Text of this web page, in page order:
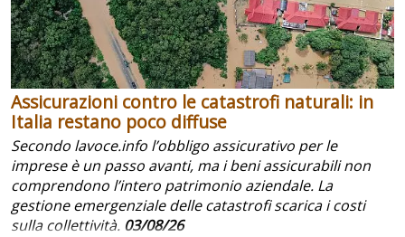
Assicurazioni contro le catastrofi naturali: in
Italia restano poco diffuse
Secondo lavoce.info l’obbligo assicurativo per le
imprese è un passo avanti, ma i beni assicurabili non
comprendono l’intero patrimonio aziendale. La
gestione emergenziale delle catastrofi scarica i costi
sulla collettività. 03/08/26